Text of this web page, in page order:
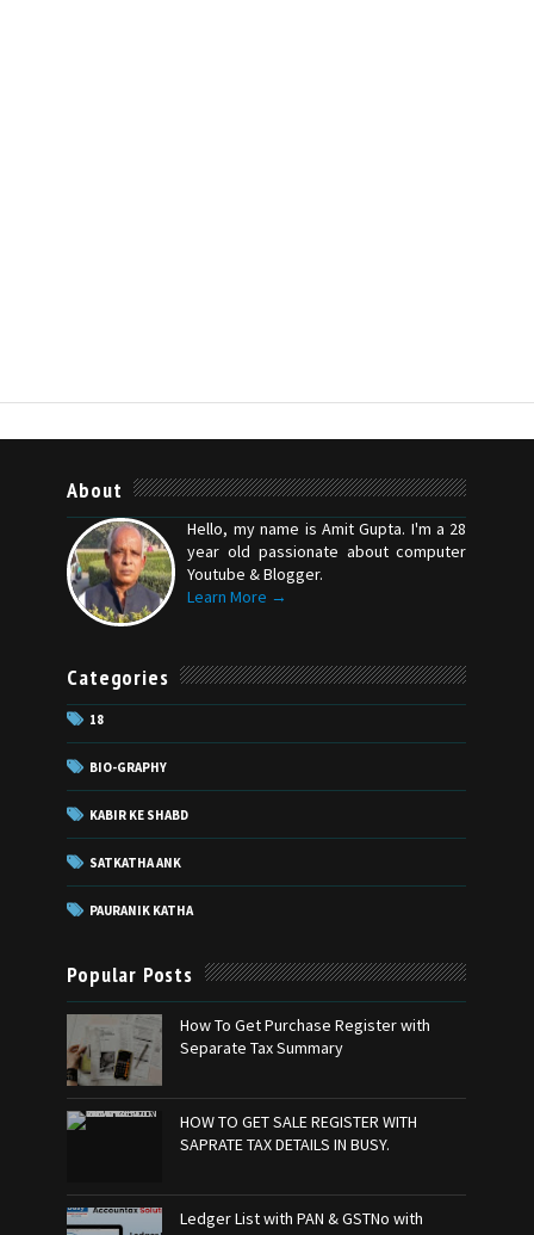
About
Hello, my name is Amit Gupta. I'm a 28
year old passionate about computer
Youtube & Blogger.
Learn More →
Categories
18
BIO-GRAPHY
KABIR KE SHABD
SATKATHA ANK
PAURANIK KATHA
Popular Posts
How To Get Purchase Register with
Separate Tax Summary
HOW TO GET SALE REGISTER WITH
SAPRATE TAX DETAILS IN BUSY.
Ledger List with PAN & GSTNo with